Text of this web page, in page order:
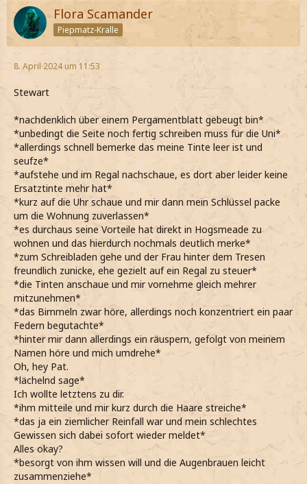
Flora Scamander
Piepmatz-Kralle
8. April 2024 um 11:53
Stewart
*nachdenklich über einem Pergamentblatt gebeugt bin*
*unbedingt die Seite noch fertig schreiben muss für die Uni*
*allerdings schnell bemerke das meine Tinte leer ist und
seufze*
*aufstehe und im Regal nachschaue, es dort aber leider keine
Ersatztinte mehr hat*
*kurz auf die Uhr schaue und mir dann mein Schlüssel packe
um die Wohnung zuverlassen*
*es durchaus seine Vorteile hat direkt in Hogsmeade zu
wohnen und das hierdurch nochmals deutlich merke*
*zum Schreibladen gehe und der Frau hinter dem Tresen
freundlich zunicke, ehe gezielt auf ein Regal zu steuer*
*die Tinten anschaue und mir vornehme gleich mehrer
mitzunehmen*
*das Bimmeln zwar höre, allerdings noch konzentriert ein paar
Federn begutachte*
*hinter mir dann allerdings ein räuspern, gefolgt von meinem
Namen höre und mich umdrehe*
Oh, hey Pat.
*lächelnd sage*
Ich wollte letztens zu dir.
*ihm mitteile und mir kurz durch die Haare streiche*
*das ja ein ziemlicher Reinfall war und mein schlechtes
Gewissen sich dabei sofort wieder meldet*
Alles okay?
*besorgt von ihm wissen will und die Augenbrauen leicht
zusammenziehe*